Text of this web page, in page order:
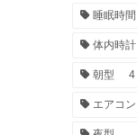
睡眠時間
体内時計
朝型 4
エアコン